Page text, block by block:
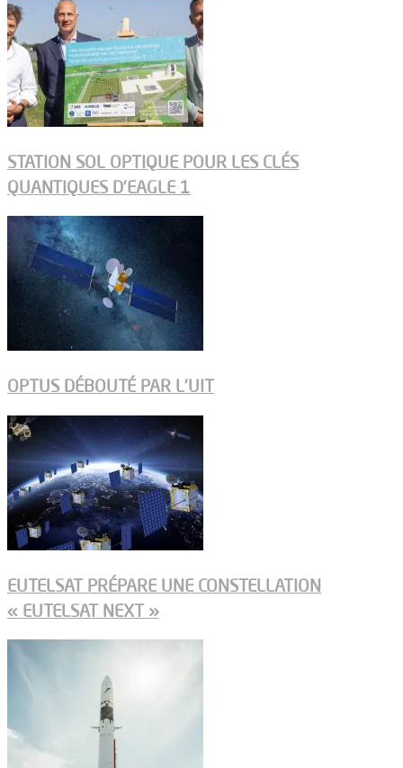
STATION SOL OPTIQUE POUR LES CLÉS
QUANTIQUES D’EAGLE 1
OPTUS DÉBOUTÉ PAR L’UIT
EUTELSAT PRÉPARE UNE CONSTELLATION
« EUTELSAT NEXT »